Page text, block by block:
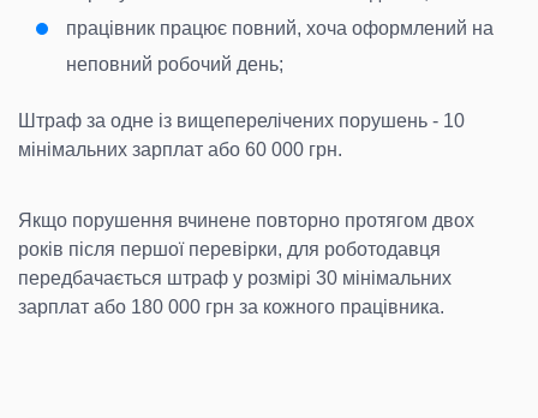
працівник працює повний, хоча оформлений на
неповний робочий день;
Штраф за одне із вищеперелічених порушень - 10
мінімальних зарплат або 60 000 грн.
Якщо порушення вчинене повторно протягом двох
років після першої перевірки, для роботодавця
передбачається штраф у розмірі 30 мінімальних
зарплат або 180 000 грн за кожного працівника.